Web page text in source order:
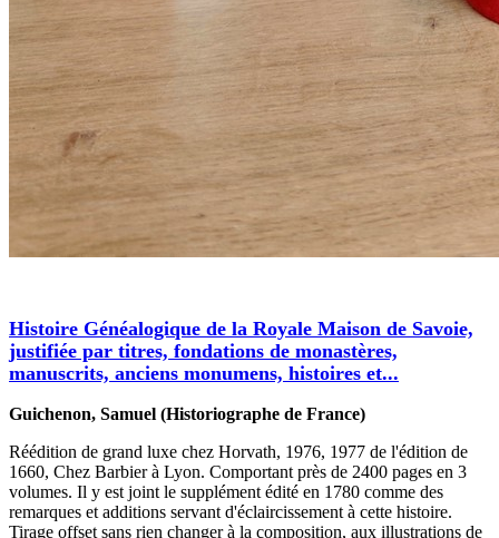
Histoire Généalogique de la Royale Maison de Savoie,
justifiée par titres, fondations de monastères,
manuscrits, anciens monumens, histoires et...
Guichenon, Samuel (Historiographe de France)
Réédition de grand luxe chez Horvath, 1976, 1977 de l'édition de
1660, Chez Barbier à Lyon. Comportant près de 2400 pages en 3
volumes. Il y est joint le supplément édité en 1780 comme des
remarques et additions servant d'éclaircissement à cette histoire.
Tirage offset sans rien changer à la composition, aux illustrations de